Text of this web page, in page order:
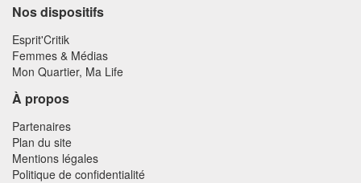
Nos dispositifs
Esprit'Critik
Femmes & Médias
Mon Quartier, Ma Life
À propos
Partenaires
Plan du site
Mentions légales
Politique de confidentialité